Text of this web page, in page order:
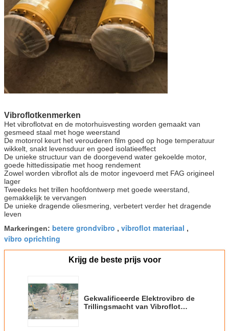
Vibroflotkenmerken
Het vibroflotvat en de motorhuisvesting worden gemaakt van
gesmeed staal met hoge weerstand
De motorrol keurt het verouderen film goed op hoge temperatuur
wikkelt, snakt levensduur en goed isolatieeffect
De unieke structuur van de doorgevend water gekoelde motor,
goede hittedissipatie met hoog rendement
Zowel worden vibroflot als de motor ingevoerd met FAG origineel
lager
Tweedeks het trillen hoofdontwerp met goede weerstand,
gemakkelijk te vervangen
De unieke dragende oliesmering, verbetert verder het dragende
leven
Markeringen: betere grondvibro , vibroflot materiaal ,
vibro oprichting
Krijg de beste prijs voor
Gekwalificeerde Elektrovibro de
Trillingsmacht van Vibroflot